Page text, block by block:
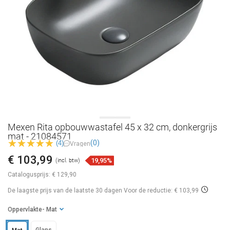
Mexen Rita opbouwwastafel 45 x 32 cm, donkergrijs
mat - 21084571
(4) Vragen(0)
Catalogusprijs: € 129,90
€ 103,99 (incl. btw) 19,95%
De laagste prijs van de laatste 30 dagen Voor de reductie: € 103,99
Oppervlakte - Mat